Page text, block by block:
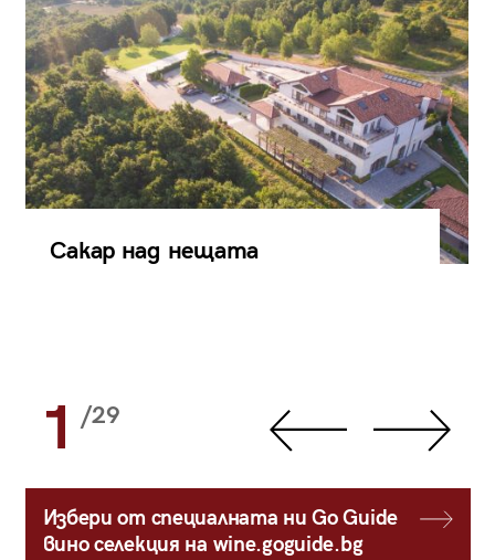
Сакар над нещата
1 /29
Избери от специалната ни Go Guide
вино селекция на wine.goguide.bg